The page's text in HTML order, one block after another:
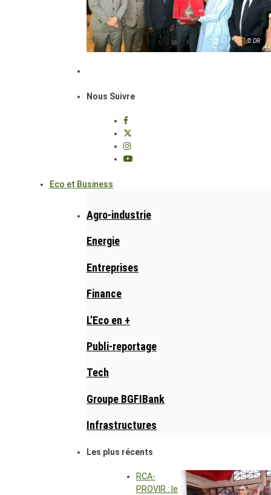
© DR
Nous Suivre
Eco et Business
Agro-industrie
Energie
Entreprises
Finance
L’Eco en +
Publi-reportage
Tech
Groupe BGFIBank
Infrastructures
Les plus récents
RCA-
PROVIR : le